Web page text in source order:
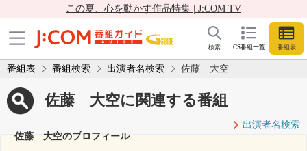
この夏、心を動かす作品特集 | J:COM TV
CS番組一覧 番組表
検索
番組表 番組検索 出演者名検索 佐藤 大空
佐藤 大空に関連する番組
出演者名検索
佐藤 大空のプロフィール